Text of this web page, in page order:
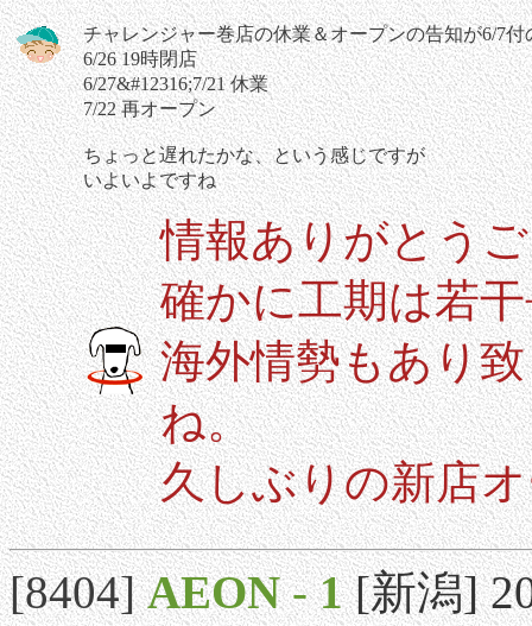
チャレンジャー巻店の休業＆オープンの告知が6/7
6/26 19時閉店
6/27&#12316;7/21 休業
7/22 再オープン
ちょっと遅れたかな、という感じですが
いよいよですね
情報ありがとう
確かに工期は若
海外情勢もあり
ね。
久しぶりの新店
[8404]AEON-1 [新潟]